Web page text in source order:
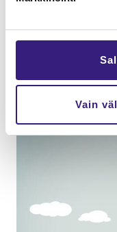
Vain
17.11.2021
On­nis­tu­nut
mis­ton
työn­te­ki­jän